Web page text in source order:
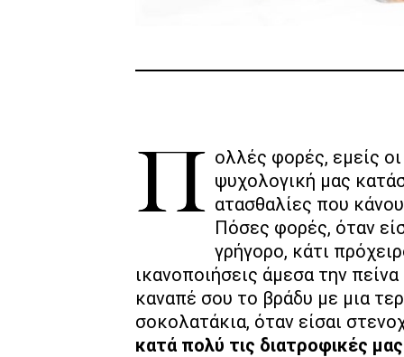
Πολλές φορές, εμείς οι γυναίκες, τρώμε, χωρίς να πεινάμε. Η ψυχολογική μας
ατασθαλίες που
Πόσες φορές, όταν
γρήγορο, κάτι
ικανοποιήσεις άμεσα την
καναπέ σου το βράδυ με μια
σοκολατάκια, όταν είσαι
κατά πολύ τις διατροφικές